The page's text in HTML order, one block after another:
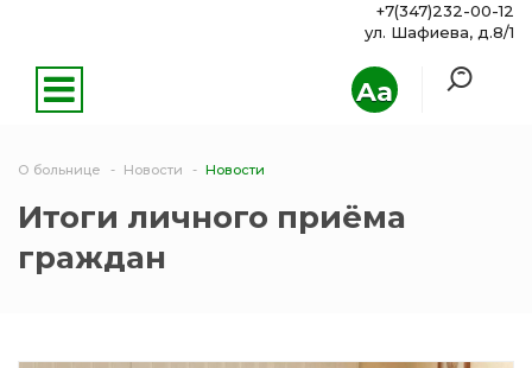
Aa
+7(347)232-00-12
ул. Шафиева, д.8/1
О больнице Новости Новости
Итоги личного приёма
граждан